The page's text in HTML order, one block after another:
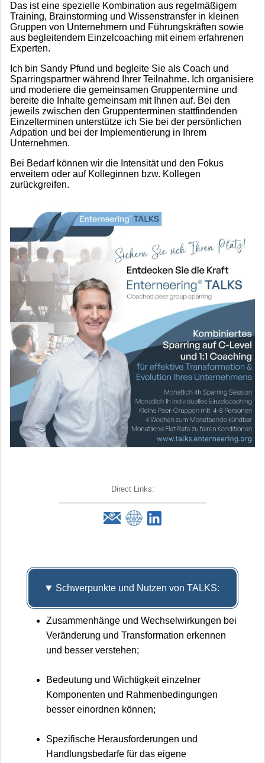
Das ist eine spezielle Kombination aus regelmäßigem
Training, Brainstorming und Wissenstransfer in kleinen
Gruppen von Unternehmern und Führungskräften sowie
aus begleitendem Einzelcoaching mit einem erfahrenen
Experten.
Ich bin Sandy Pfund und begleite Sie als Coach und
Sparringspartner während Ihrer Teilnahme. Ich organisiere
und moderiere die gemeinsamen Gruppentermine und
bereite die Inhalte gemeinsam mit Ihnen auf. Bei den
jeweils zwischen den Gruppenterminen stattfindenden
Einzelterminen unterstütze ich Sie bei der persönlichen
Adpation und bei der Implementierung in Ihrem
Unternehmen.
Bei Bedarf können wir die Intensität und den Fokus
erweitern oder auf Kolleginnen bzw. Kollegen
zurückgreifen.
Direct Links:
Schwerpunkte und Nutzen von TALKS:
Zusammenhänge und Wechselwirkungen bei
Veränderung und Transformation erkennen
und besser verstehen;
Bedeutung und Wichtigkeit einzelner
Komponenten und Rahmenbedingungen
besser einordnen können;
Spezifische Herausforderungen und
Handlungsbedarfe für das eigene